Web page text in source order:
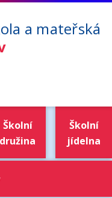
a mateřská
Školní
družina
Školní
jídelna